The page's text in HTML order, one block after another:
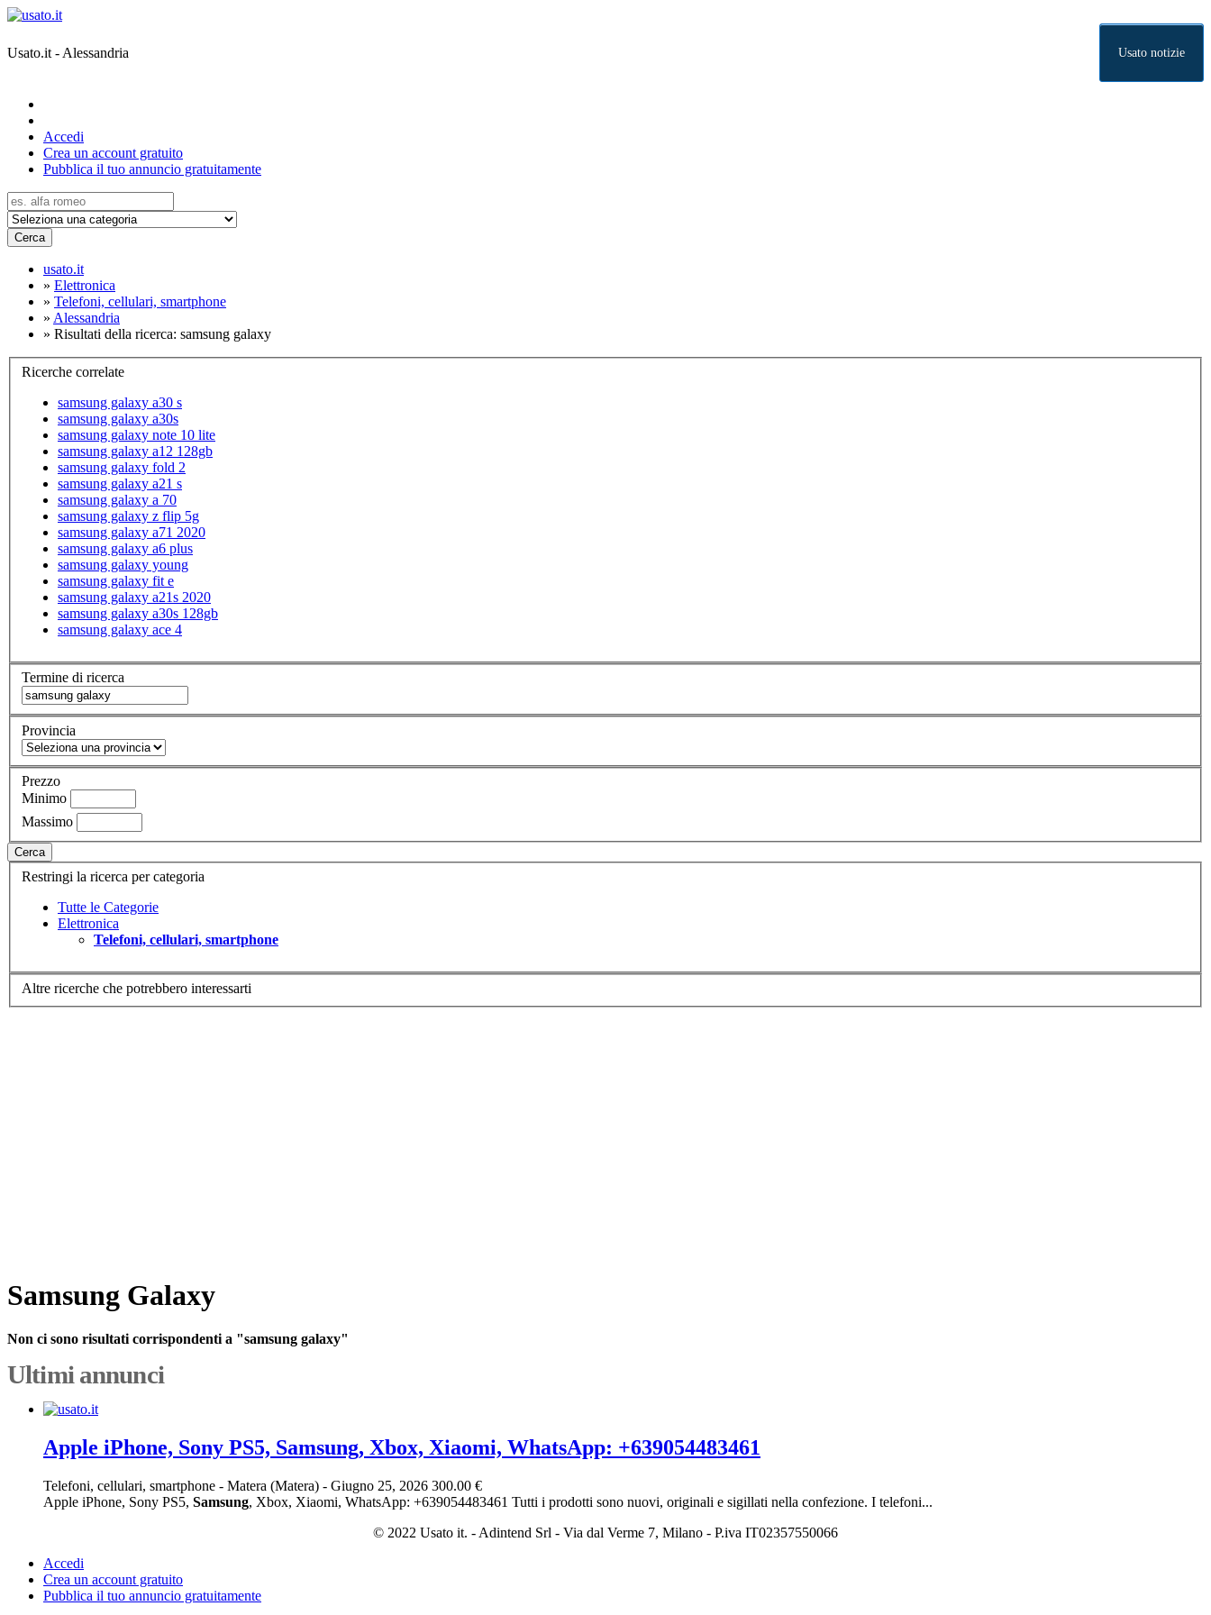
Usato.it - Alessandria Usato notizie
Accedi
Crea un account gratuito
Pubblica il tuo annuncio gratuitamente
Cerca
usato.it
» Elettronica
» Telefoni, cellulari, smartphone
» Alessandria
» Risultati della ricerca: samsung galaxy
Ricerche correlate
samsung galaxy a30 s
samsung galaxy a30s
samsung galaxy note 10 lite
samsung galaxy a12 128gb
samsung galaxy fold 2
samsung galaxy a21 s
samsung galaxy a 70
samsung galaxy z flip 5g
samsung galaxy a71 2020
samsung galaxy a6 plus
samsung galaxy young
samsung galaxy fit e
samsung galaxy a21s 2020
samsung galaxy a30s 128gb
samsung galaxy ace 4
Termine di ricerca
Provincia
Prezzo
Minimo
Massimo
Cerca
Restringi la ricerca per categoria
Tutte le Categorie
Elettronica
Telefoni, cellulari, smartphone
Altre ricerche che potrebbero interessarti
Samsung Galaxy
Non ci sono risultati corrispondenti a "samsung galaxy"
Ultimi annunci
Apple iPhone, Sony PS5, Samsung, Xbox, Xiaomi, WhatsApp: +639054483461
Telefoni, cellulari, smartphone - Matera (Matera) - Giugno 25, 2026 300.00 €
Apple iPhone, Sony PS5, Samsung, Xbox, Xiaomi, WhatsApp: +639054483461 Tutti i prodotti sono nuovi, originali e sigillati nella confezione. I telefoni...
© 2022 Usato it. - Adintend Srl - Via dal Verme 7, Milano - P.iva IT02357550066
Accedi
Crea un account gratuito
Pubblica il tuo annuncio gratuitamente